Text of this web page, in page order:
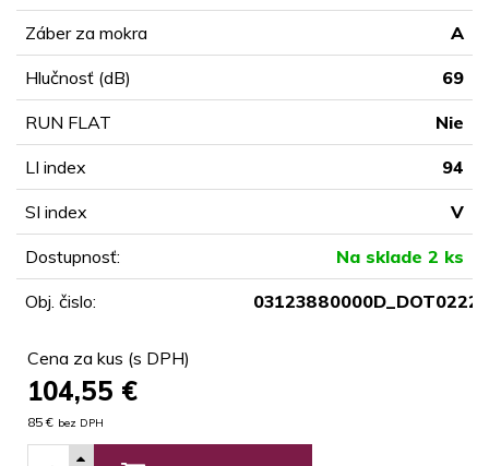
Záber za mokra A
Hlučnosť (dB) 69
RUN FLAT Nie
LI index 94
SI index V
Dostupnosť: Na sklade 2 ks
Obj. čislo: 03123880000D_DOT0222
Cena za kus (s DPH)
104,55 €
85 € bez DPH